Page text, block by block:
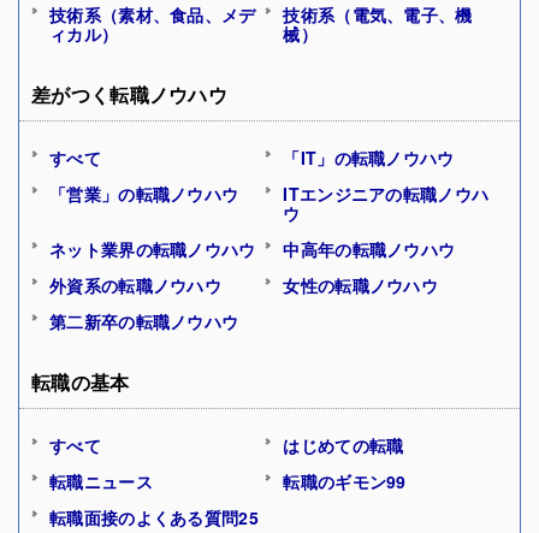
技術系（素材、食品、メデ
ィカル）
技術系（電気、電子、機
械）
差がつく転職ノウハウ
すべて
「IT」の転職ノウハウ
「営業」の転職ノウハウ
ITエンジニアの転職ノウハ
ウ
ネット業界の転職ノウハウ
中高年の転職ノウハウ
外資系の転職ノウハウ
女性の転職ノウハウ
第二新卒の転職ノウハウ
転職の基本
すべて
はじめての転職
転職ニュース
転職のギモン99
転職面接のよくある質問25